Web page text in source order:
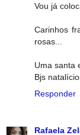
Vou já
Carinhos
rosas...
Uma santa
Bjs
Responder
Rafaela